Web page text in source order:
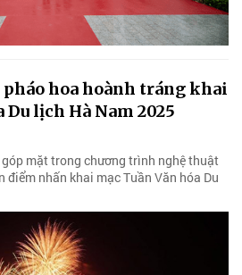
điểm nhấn khai mạc Tuần Văn hóa Du